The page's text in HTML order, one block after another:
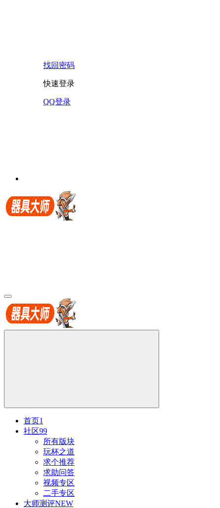
找回密码
快速登录
QQ登录
首页1
社区99
所有版块
玩杯之道
求个推荐
求助问答
视频专区
二手专区
大师测评NEW